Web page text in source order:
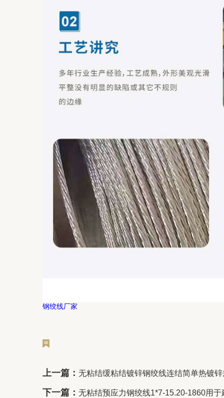
钢绞线厂家
上一篇： 无粘结缓粘结镀锌钢绞线连结简单热镀
下一篇： 无粘结预应力钢绞线1*7-15.20-1860用